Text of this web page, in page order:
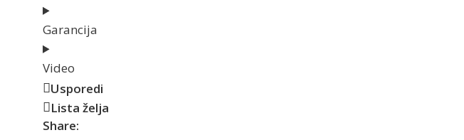
Garancija
Video
Usporedi
Lista želja
Share: